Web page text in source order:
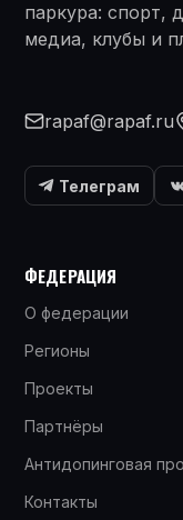
паркура: спорт,
медиа, клубы и
rapaf@rapaf.ru
Телеграм
ФЕДЕРАЦИЯ
О федерации
Регионы
Проекты
Партнёры
Антидопинговая
Контакты